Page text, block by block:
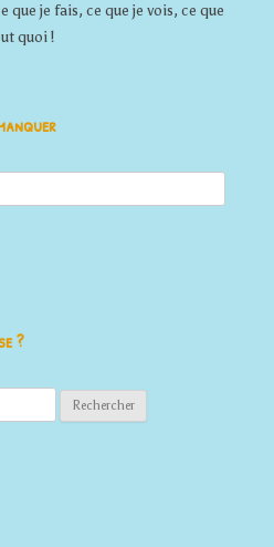
que je fais, ce que je vois, ce que
quoi !
?